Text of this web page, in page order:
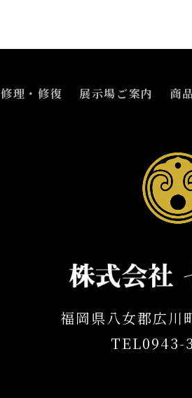
修理・修復 展示場ご案内 商
福岡県八女郡広川
TEL0943-